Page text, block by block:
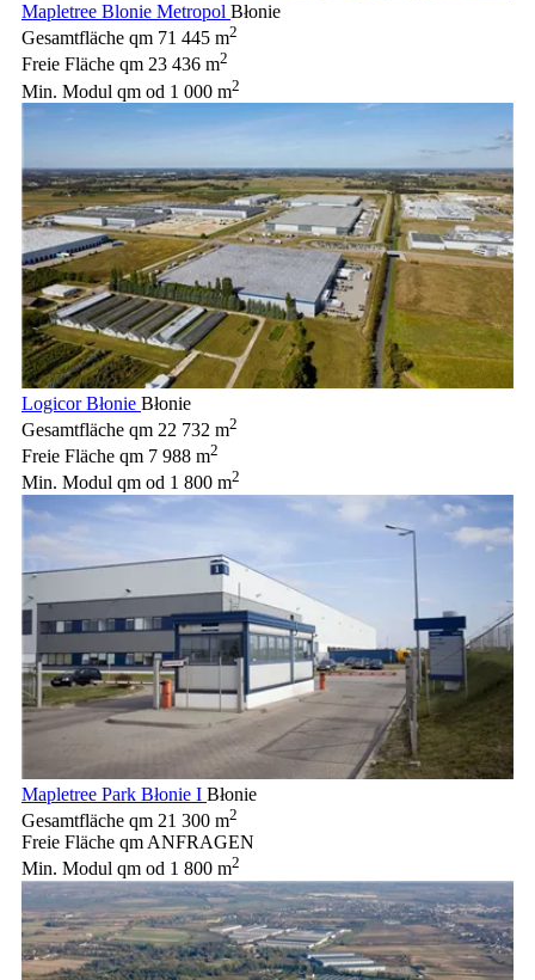
Mapletree Blonie Metropol Błonie
Gesamtfläche qm 71 445 m2
Freie Fläche qm 23 436 m2
Min. Modul qm od 1 000 m2
Logicor Błonie Błonie
Gesamtfläche qm 22 732 m2
Freie Fläche qm 7 988 m2
Min. Modul qm od 1 800 m2
Mapletree Park Błonie I Błonie
Gesamtfläche qm 21 300 m2
Freie Fläche qm ANFRAGEN
Min. Modul qm od 1 800 m2